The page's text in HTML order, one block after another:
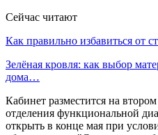
Сейчас читают
Как правильно избавиться от
Зелёная кровля: как выбор
дома…
Кабинет разместится на
отделения функциональной
открыть в конце мая при